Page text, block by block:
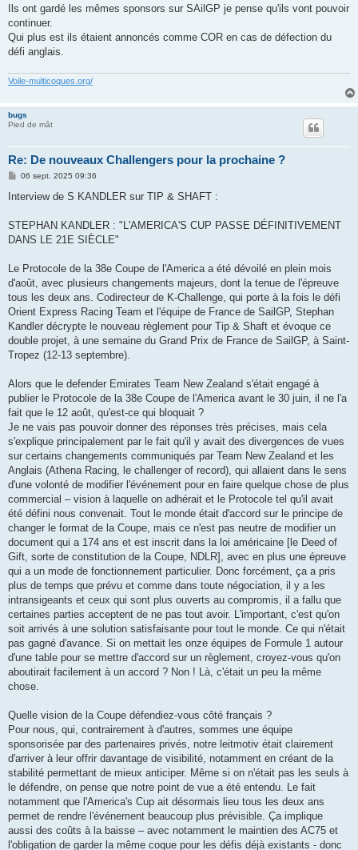
s
a
g
Ils ont gardé les mêmes sponsors sur SAilGP je pense qu'ils vont pouvoir
continuer.
Qui plus est ils étaient annoncés comme COR en cas de défection du
défi anglais.
Voile-multicoques.org/
bugs
Pied de mât
Re: De nouveaux Challengers pour la prochaine ?
M
s
g
06 sept. 2025 09:36
Interview de S KANDLER sur TIP & SHAFT :
STEPHAN KANDLER : "L'AMERICA'S CUP PASSE DÉFINITIVEMENT
DANS LE 21E SIÈCLE"
Le Protocole de la 38e Coupe de l'America a été dévoilé en plein mois
d'août, avec plusieurs changements majeurs, dont la tenue de l'épreuve
tous les deux ans. Codirecteur de K-Challenge, qui porte à la fois le défi
Orient Express Racing Team et l'équipe de France de SailGP, Stephan
Kandler décrypte le nouveau règlement pour Tip & Shaft et évoque ce
double projet, à une semaine du Grand Prix de France de SailGP, à Saint-
Tropez (12-13 septembre).
Alors que le defender Emirates Team New Zealand s'était engagé à
publier le Protocole de la 38e Coupe de l'America avant le 30 juin, il ne l'a
fait que le 12 août, qu'est-ce qui bloquait ?
Je ne vais pas pouvoir donner des réponses très précises, mais cela
s'explique principalement par le fait qu'il y avait des divergences de vues
sur certains changements communiqués par Team New Zealand et les
Anglais (Athena Racing, le challenger of record), qui allaient dans le sens
d'une volonté de modifier l'événement pour en faire quelque chose de plus
commercial – vision à laquelle on adhérait et le Protocole tel qu'il avait
été défini nous convenait. Tout le monde était d'accord sur le principe de
changer le format de la Coupe, mais ce n'est pas neutre de modifier un
document qui a 174 ans et est inscrit dans la loi américaine [le Deed of
Gift, sorte de constitution de la Coupe, NDLR], avec en plus une épreuve
qui a un mode de fonctionnement particulier. Donc forcément, ça a pris
plus de temps que prévu et comme dans toute négociation, il y a les
intransigeants et ceux qui sont plus ouverts au compromis, il a fallu que
certaines parties acceptent de ne pas tout avoir. L'important, c'est qu'on
soit arrivés à une solution satisfaisante pour tout le monde. Ce qui n'était
pas gagné d'avance. Si on mettait les onze équipes de Formule 1 autour
d'une table pour se mettre d'accord sur un règlement, croyez-vous qu'on
aboutirait facilement à un accord ? Non ! Là, c'était un peu la même
chose.
Quelle vision de la Coupe défendiez-vous côté français ?
Pour nous, qui, contrairement à d'autres, sommes une équipe
sponsorisée par des partenaires privés, notre leitmotiv était clairement
d'arriver à leur offrir davantage de visibilité, notamment en créant de la
stabilité permettant de mieux anticiper. Même si on n'était pas les seuls à
le défendre, on pense que notre point de vue a été entendu. Le fait
notamment que l'America's Cup ait désormais lieu tous les deux ans
permet de rendre l'événement beaucoup plus prévisible. Ça implique
aussi des coûts à la baisse – avec notamment le maintien des AC75 et
l'obligation de garder la même coque pour les défis déjà existants - donc